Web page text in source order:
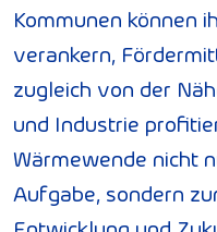
Kommunen können
verankern,
zugleich von der
und Industrie
Wärmewende nicht
Aufgabe, sondern